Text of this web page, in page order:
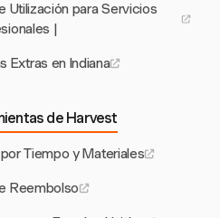
Utilización para Servicios
|
Extras en Indiana
de Harvest
Tiempo y Materiales
Reembolso